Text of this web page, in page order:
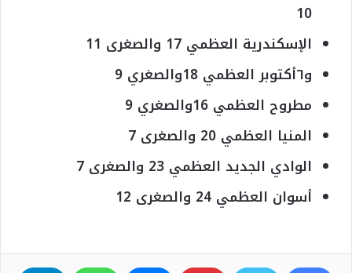
10
الإسكندرية العظمي 17 والصغرى 11
و٦أكتوبر العظمي 18والصغري 9
مطروح العظمي 16والصغري 9
المنيا العظمي 20 والصغرى 7
الوادي الجديد العظمي 23 والصغرى 7
أسوان العظمي 24 والصغرى 12